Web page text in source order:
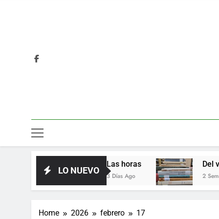
LO NUEVO
3 Días Ago
Del valor en la
2 Semanas Ago
Home 2026 febrero 17